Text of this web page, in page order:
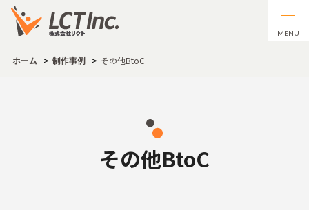
MENU
ホーム 制作事例 その他BtoC
その他BtoC